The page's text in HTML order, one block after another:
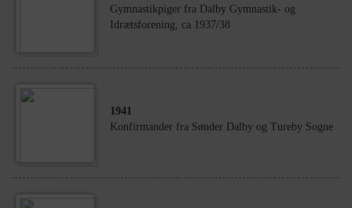
Gymnastikpiger fra Dalby Gymnastik- og
Idrætsforening, ca 1937/38
1941
Konfirmander fra Sønder Dalby og Tureby Sogne